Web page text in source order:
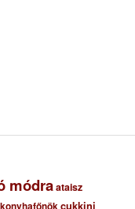
módraataisz
cukkini